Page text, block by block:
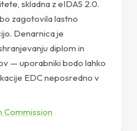
skladna z eIDAS 2.0.
zagotovila lastno
Denarnica je
diplom in
— uporabniki bodo lahko
EDC neposredno v
Commission